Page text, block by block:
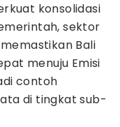
konsolidasi
sektor
Bali
menuju Emisi
contoh
di tingkat sub-